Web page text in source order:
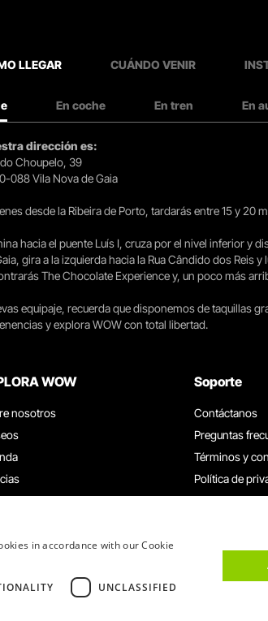
LLEGAR CUÁNDO VENIR
En coche En tren En
dirección es:
do Choupelo, 39
088 Vila Nova de Gaia
desde la Ribeira de Porto, tardarás entre 15 y 20
hacia el puente Luís I, cruza por el nivel inferior y
gira a la izquierda hacia la Rua Cândido dos Reis
The Chocolate Experience y, un poco más
equipaje, recuerda que disponemos de taquillas
y explora WOW con total libertad.
WOW
nosotros
y eventos
Soporte
Contáctanos
Preguntas
Términos y
Política de
Trabaja con
in accordance with our Cookie
UNCLASSIFIED